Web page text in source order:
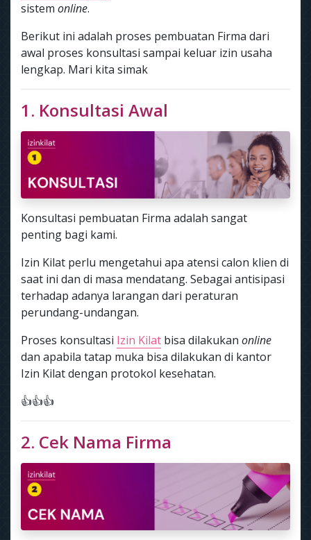
sistem online.
Berikut ini adalah proses pembuatan Firma dari
awal proses konsultasi sampai keluar izin usaha
lengkap. Mari kita simak
1. Konsultasi Awal
Konsultasi pembuatan Firma adalah sangat
penting bagi kami.
Izin Kilat perlu mengetahui apa atensi calon klien di
saat ini dan di masa mendatang. Sebagai antisipasi
terhadap adanya larangan dari peraturan
perundang-undangan.
Proses konsultasi Izin Kilat bisa dilakukan online
dan apabila tatap muka bisa dilakukan di kantor
Izin Kilat dengan protokol kesehatan.
👍👍👍
2. Cek Nama Firma